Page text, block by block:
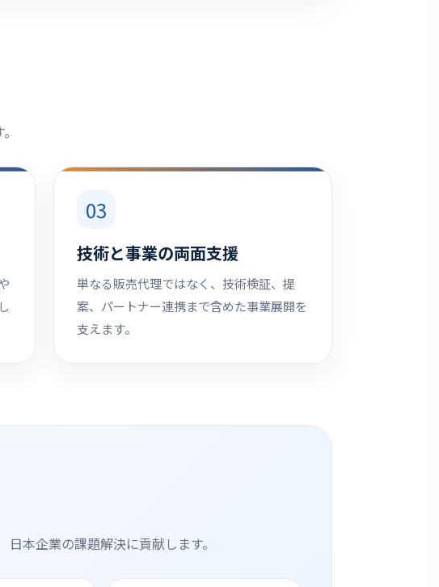
03
技術と事業の両面支援
単なる販売代理ではなく、技術検証、提
案、パートナー連携まで含めた事業展開を
支えます。
本企業の課題解決に貢献します。